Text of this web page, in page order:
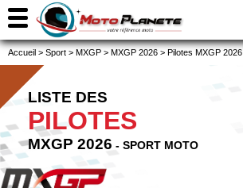
Accueil > Sport > MXGP > MXGP 2026 > Pilotes MXGP 2026
LISTE DES
PILOTES
MXGP 2026 - SPORT MOTO